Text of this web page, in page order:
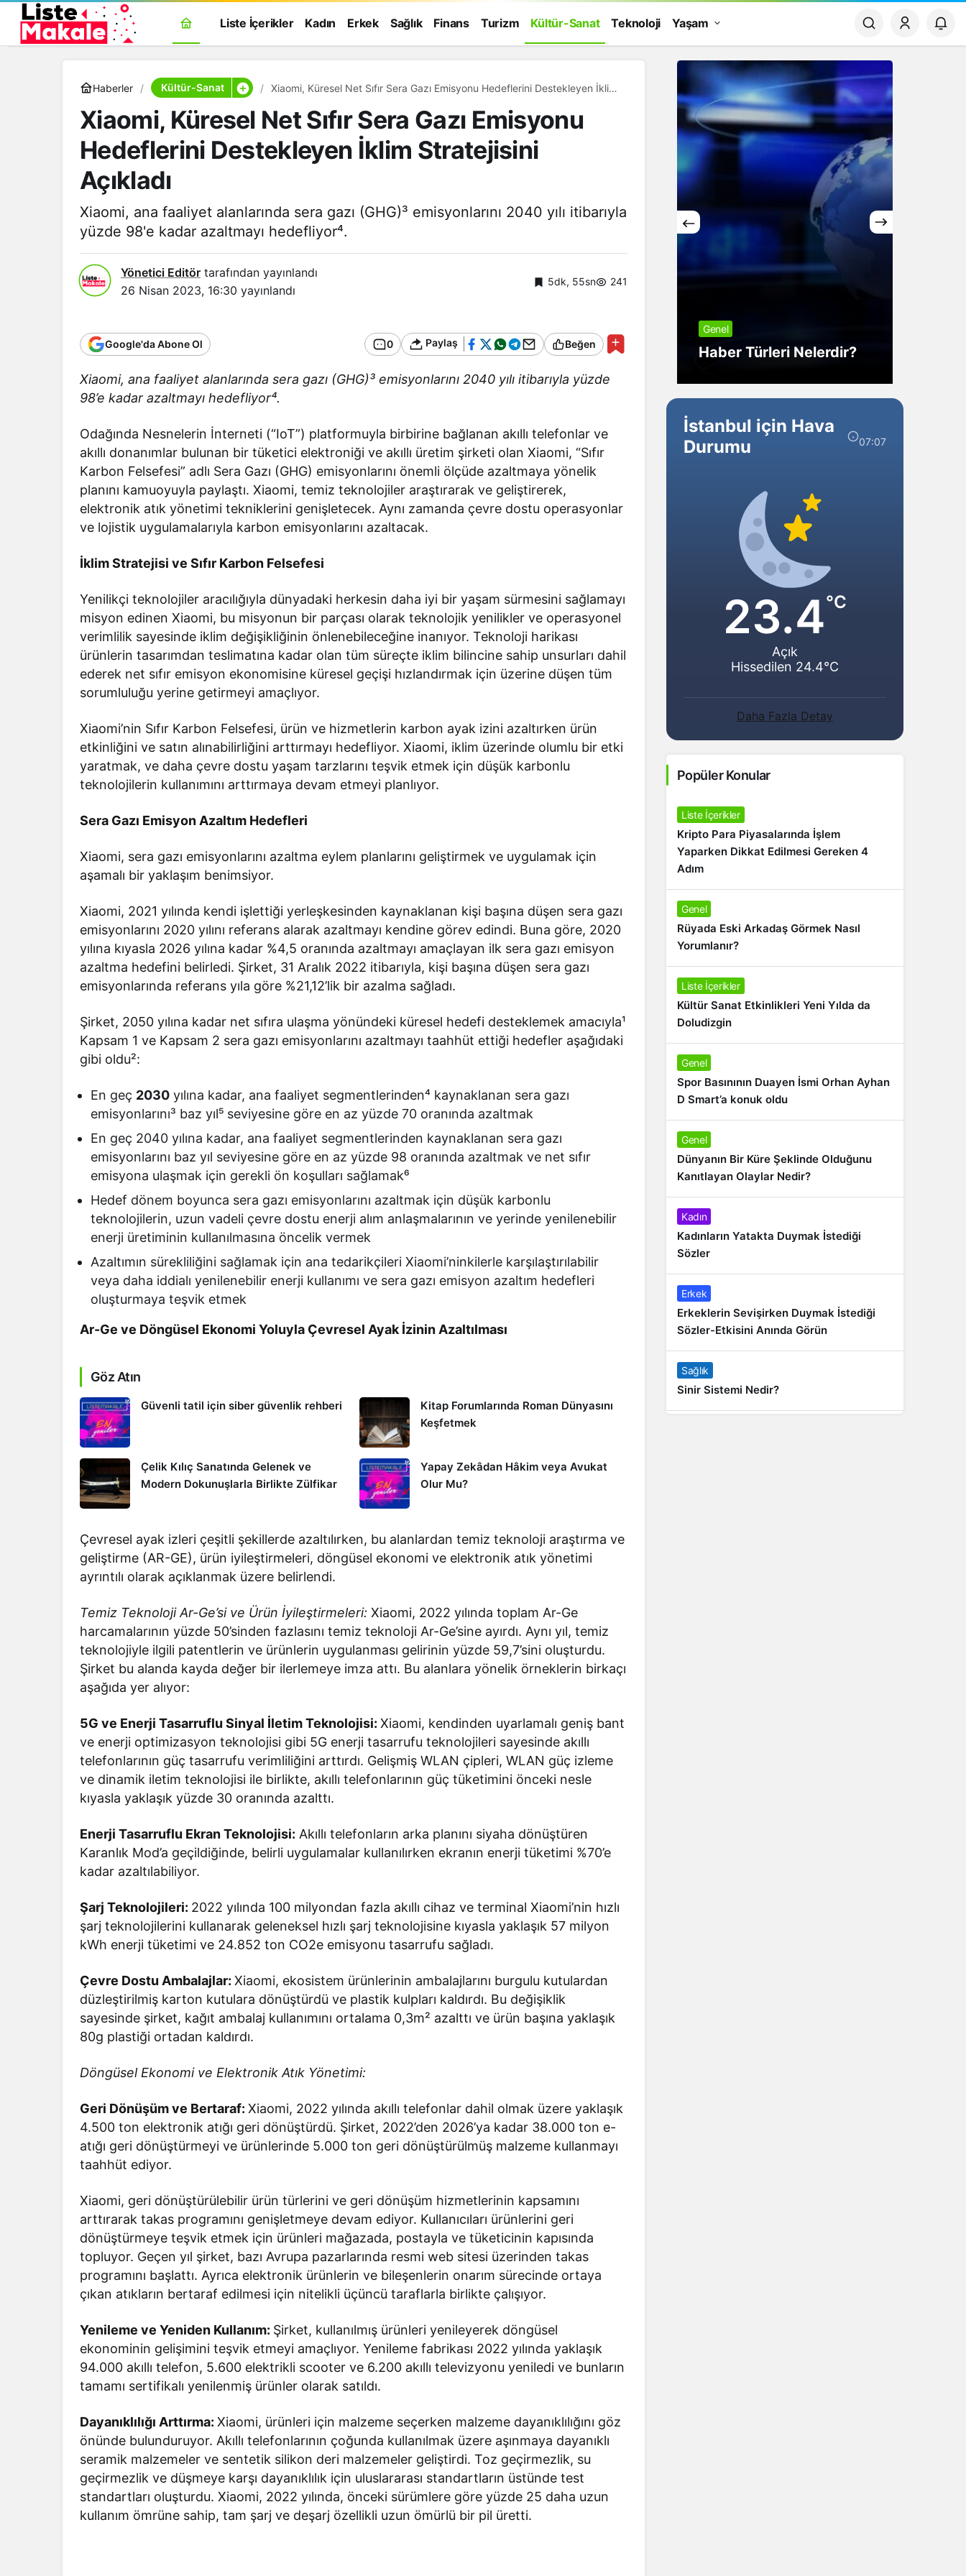
Liste İçerikler Kadın Erkek Sağlık Finans Turizm Kültür-Sanat Teknoloji Yaşam
Haberler Kültür-Sanat
Xiaomi, Küresel Net Sıfır Sera Gazı Emisyonu Hedeflerini Destekleyen İklim
Xiaomi, Küresel Net Sıfır Sera Gazı Emisyonu
Hedeflerini Destekleyen İklim Stratejisini
Açıkladı
Xiaomi, ana faaliyet alanlarında sera gazı (GHG)³ emisyonlarını 2040 yılı itibarıyla
yüzde 98'e kadar azaltmayı hedefliyor⁴.
Yönetici Editör tarafından yayınlandı
26 Nisan 2023, 16:30 yayınlandı
5dk, 55sn 241
Google'da Abone Ol 0 Paylaş Beğen
Xiaomi, ana faaliyet alanlarında sera gazı (GHG)³ emisyonlarını 2040 yılı itibarıyla yüzde
98’e kadar azaltmayı hedefliyor⁴.
Odağında Nesnelerin İnterneti (“IoT”) platformuyla birbirine bağlanan akıllı telefonlar ve
akıllı donanımlar bulunan bir tüketici elektroniği ve akıllı üretim şirketi olan Xiaomi, “Sıfır
Karbon Felsefesi” adlı Sera Gazı (GHG) emisyonlarını önemli ölçüde azaltmaya yönelik
planını kamuoyuyla paylaştı. Xiaomi, temiz teknolojiler araştırarak ve geliştirerek,
elektronik atık yönetimi tekniklerini genişletecek. Aynı zamanda çevre dostu operasyonlar
ve lojistik uygulamalarıyla karbon emisyonlarını azaltacak.
İklim Stratejisi ve Sıfır Karbon Felsefesi
Yenilikçi teknolojiler aracılığıyla dünyadaki herkesin daha iyi bir yaşam sürmesini sağlamayı
misyon edinen Xiaomi, bu misyonun bir parçası olarak teknolojik yenilikler ve operasyonel
verimlilik sayesinde iklim değişikliğinin önlenebileceğine inanıyor. Teknoloji harikası
ürünlerin tasarımdan teslimatına kadar olan tüm süreçte iklim bilincine sahip unsurları dahil
ederek net sıfır emisyon ekonomisine küresel geçişi hızlandırmak için üzerine düşen tüm
sorumluluğu yerine getirmeyi amaçlıyor.
Xiaomi’nin Sıfır Karbon Felsefesi, ürün ve hizmetlerin karbon ayak izini azaltırken ürün
etkinliğini ve satın alınabilirliğini arttırmayı hedefliyor. Xiaomi, iklim üzerinde olumlu bir etki
yaratmak, ve daha çevre dostu yaşam tarzlarını teşvik etmek için düşük karbonlu
teknolojilerin kullanımını arttırmaya devam etmeyi planlıyor.
Sera Gazı Emisyon Azaltım Hedefleri
Xiaomi, sera gazı emisyonlarını azaltma eylem planlarını geliştirmek ve uygulamak için
aşamalı bir yaklaşım benimsiyor.
Xiaomi, 2021 yılında kendi işlettiği yerleşkesinden kaynaklanan kişi başına düşen sera gazı
emisyonlarını 2020 yılını referans alarak azaltmayı kendine görev edindi. Buna göre, 2020
yılına kıyasla 2026 yılına kadar %4,5 oranında azaltmayı amaçlayan ilk sera gazı emisyon
azaltma hedefini belirledi. Şirket, 31 Aralık 2022 itibarıyla, kişi başına düşen sera gazı
emisyonlarında referans yıla göre %21,12’lik bir azalma sağladı.
Şirket, 2050 yılına kadar net sıfıra ulaşma yönündeki küresel hedefi desteklemek amacıyla¹
Kapsam 1 ve Kapsam 2 sera gazı emisyonlarını azaltmayı taahhüt ettiği hedefler aşağıdaki
gibi oldu²:
En geç 2030 yılına kadar, ana faaliyet segmentlerinden⁴ kaynaklanan sera gazı
emisyonlarını³ baz yıl⁵ seviyesine göre en az yüzde 70 oranında azaltmak
En geç 2040 yılına kadar, ana faaliyet segmentlerinden kaynaklanan sera gazı
emisyonlarını baz yıl seviyesine göre en az yüzde 98 oranında azaltmak ve net sıfır
emisyona ulaşmak için gerekli ön koşulları sağlamak⁶
Hedef dönem boyunca sera gazı emisyonlarını azaltmak için düşük karbonlu
teknolojilerin, uzun vadeli çevre dostu enerji alım anlaşmalarının ve yerinde yenilenebilir
enerji üretiminin kullanılmasına öncelik vermek
Azaltımın sürekliliğini sağlamak için ana tedarikçileri Xiaomi’ninkilerle karşılaştırılabilir
veya daha iddialı yenilenebilir enerji kullanımı ve sera gazı emisyon azaltım hedefleri
oluşturmaya teşvik etmek
Ar-Ge ve Döngüsel Ekonomi Yoluyla Çevresel Ayak İzinin Azaltılması
Göz Atın
Güvenli tatil için siber güvenlik rehberi
Kitap Forumlarında Roman Dünyasını
Keşfetmek
Çelik Kılıç Sanatında Gelenek ve
Modern Dokunuşlarla Birlikte Zülfikar
Yapay Zekâdan Hâkim veya Avukat
Olur Mu?
Çevresel ayak izleri çeşitli şekillerde azaltılırken, bu alanlardan temiz teknoloji araştırma ve
geliştirme (AR-GE), ürün iyileştirmeleri, döngüsel ekonomi ve elektronik atık yönetimi
ayrıntılı olarak açıklanmak üzere belirlendi.
Temiz Teknoloji Ar-Ge’si ve Ürün İyileştirmeleri:Xiaomi, 2022 yılında toplam Ar-Ge
harcamalarının yüzde 50’sinden fazlasını temiz teknoloji Ar-Ge’sine ayırdı. Aynı yıl, temiz
teknolojiyle ilgili patentlerin ve ürünlerin uygulanması gelirinin yüzde 59,7’sini oluşturdu.
Şirket bu alanda kayda değer bir ilerlemeye imza attı. Bu alanlara yönelik örneklerin birkaçı
aşağıda yer alıyor:
5G ve Enerji Tasarruflu Sinyal İletim Teknolojisi:Xiaomi, kendinden uyarlamalı geniş bant
ve enerji optimizasyon teknolojisi gibi 5G enerji tasarrufu teknolojileri sayesinde akıllı
telefonlarının güç tasarrufu verimliliğini arttırdı. Gelişmiş WLAN çipleri, WLAN güç izleme
ve dinamik iletim teknolojisi ile birlikte, akıllı telefonlarının güç tüketimini önceki nesle
kıyasla yaklaşık yüzde 30 oranında azalttı.
Enerji Tasarruflu Ekran Teknolojisi: Akıllı telefonların arka planını siyaha dönüştüren
Karanlık Mod’a geçildiğinde, belirli uygulamalar kullanılırken ekranın enerji tüketimi %70’e
kadar azaltılabiliyor.
Şarj Teknolojileri: 2022 yılında 100 milyondan fazla akıllı cihaz ve terminal Xiaomi’nin hızlı
şarj teknolojilerini kullanarak geleneksel hızlı şarj teknolojisine kıyasla yaklaşık 57 milyon
kWh enerji tüketimi ve 24.852 ton CO2e emisyonu tasarrufu sağladı.
Çevre Dostu Ambalajlar:Xiaomi, ekosistem ürünlerinin ambalajlarını burgulu kutulardan
düzleştirilmiş karton kutulara dönüştürdü ve plastik kulpları kaldırdı. Bu değişiklik
sayesinde şirket, kağıt ambalaj kullanımını ortalama 0,3m² azalttı ve ürün başına yaklaşık
80g plastiği ortadan kaldırdı.
Döngüsel Ekonomi ve Elektronik Atık Yönetimi:
Geri Dönüşüm ve Bertaraf:Xiaomi, 2022 yılında akıllı telefonlar dahil olmak üzere yaklaşık
4.500 ton elektronik atığı geri dönüştürdü. Şirket, 2022’den 2026’ya kadar 38.000 ton e-
atığı geri dönüştürmeyi ve ürünlerinde 5.000 ton geri dönüştürülmüş malzeme kullanmayı
taahhüt ediyor.
Xiaomi, geri dönüştürülebilir ürün türlerini ve geri dönüşüm hizmetlerinin kapsamını
arttırarak takas programını genişletmeye devam ediyor. Kullanıcıları ürünlerini geri
dönüştürmeye teşvik etmek için ürünleri mağazada, postayla ve tüketicinin kapısında
topluyor. Geçen yıl şirket, bazı Avrupa pazarlarında resmi web sitesi üzerinden takas
programını başlattı. Ayrıca elektronik ürünlerin ve bileşenlerin onarım sürecinde ortaya
çıkan atıkların bertaraf edilmesi için nitelikli üçüncü taraflarla birlikte çalışıyor.
Yenileme ve Yeniden Kullanım: Şirket, kullanılmış ürünleri yenileyerek döngüsel
ekonominin gelişimini teşvik etmeyi amaçlıyor. Yenileme fabrikası 2022 yılında yaklaşık
94.000 akıllı telefon, 5.600 elektrikli scooter ve 6.200 akıllı televizyonu yeniledi ve bunların
tamamı sertifikalı yenilenmiş ürünler olarak satıldı.
Dayanıklılığı Arttırma:Xiaomi, ürünleri için malzeme seçerken malzeme dayanıklılığını göz
önünde bulunduruyor. Akıllı telefonlarının çoğunda kullanılmak üzere aşınmaya dayanıklı
seramik malzemeler ve sentetik silikon deri malzemeler geliştirdi. Toz geçirmezlik, su
geçirmezlik ve düşmeye karşı dayanıklılık için uluslararası standartların üstünde test
standartları oluşturdu. Xiaomi, 2022 yılında, önceki sürümlere göre yüzde 25 daha uzun
kullanım ömrüne sahip, tam şarj ve deşarj özellikli uzun ömürlü bir pil üretti.
Bir Erkek Bir Kadına Ne
Zaman Bağlanır?
Genel
Haber Türleri Nelerdir?
İstanbul için Hava
Durumu
07:07
23.4°C
Açık
Hissedilen 24.4°C
Daha Fazla Detay
Popüler Konular
Liste İçerikler
Kripto Para Piyasalarında İşlem
Yaparken Dikkat Edilmesi Gereken 4
Adım
Genel
Rüyada Eski Arkadaş Görmek Nasıl
Yorumlanır?
Liste İçerikler
Kültür Sanat Etkinlikleri Yeni Yılda da
Doludizgin
Genel
Spor Basınının Duayen İsmi Orhan Ayhan
D Smart’a konuk oldu
Genel
Dünyanın Bir Küre Şeklinde Olduğunu
Kanıtlayan Olaylar Nedir?
Kadın
Kadınların Yatakta Duymak İstediği
Sözler
Erkek
Erkeklerin Sevişirken Duymak İstediği
Sözler-Etkisini Anında Görün
Sağlık
Sinir Sistemi Nedir?